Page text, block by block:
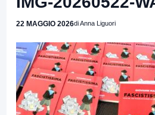
22 MAGGIO 2026di Anna Liguori